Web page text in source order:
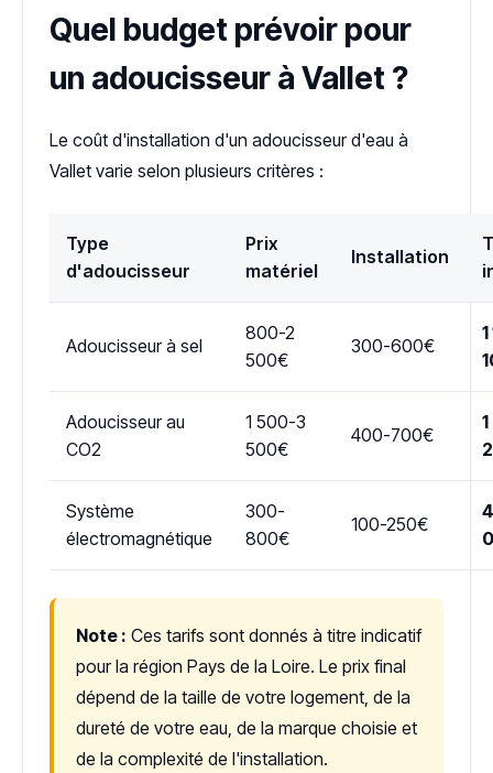
Quel budget prévoir pour
un adoucisseur à Vallet ?
Le coût d'installation d'un adoucisseur d'eau à
Vallet varie selon plusieurs critères :
Type
d'adoucisseur
Prix
matériel
Installation
Adoucisseur à sel
800-2
500€
300-600€
Adoucisseur au
CO2
1 500-3
500€
400-700€
Système
électromagnétique
300-
800€
100-250€
Note : Ces tarifs sont donnés à titre indicatif
pour la région Pays de la Loire. Le prix final
dépend de la taille de votre logement, de la
dureté de votre eau, de la marque choisie et
de la complexité de l'installation.